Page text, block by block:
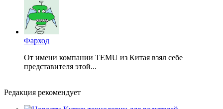
Фарход
От имени компании TEMU из Китая взял себе
представителя этой...
Редакция рекомендует